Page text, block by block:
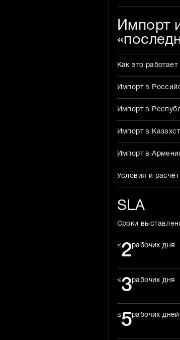
Импорт
Как это работает
Импорт в
Импорт в
Импорт в
Импорт в
Условия и расчёт
SLA
Сроки
≤2 рабочих дня
≤3рабочих дня
≤5рабочих дней